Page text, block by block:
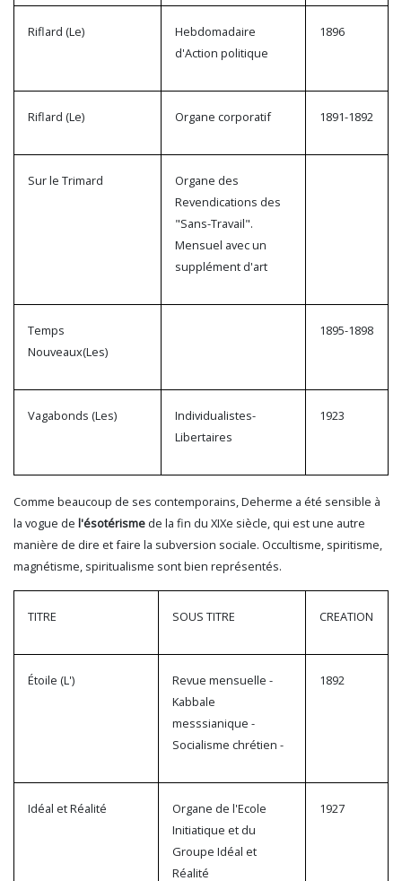
Riflard (Le)
Hebdomadaire
d'Action politique
1896
Riflard (Le) Organe corporatif 1891-1892
Sur le Trimard
Organe des
Revendications des
"Sans-Travail".
Mensuel avec un
supplément d'art
Temps
Nouveaux(Les)
1895-1898
Vagabonds (Les)
Individualistes-
Libertaires
1923
Comme beaucoup de ses contemporains, Deherme a été sensible à
la vogue de l'ésotérisme de la fin du XIXe siècle, qui est une autre
manière de dire et faire la subversion sociale. Occultisme, spiritisme,
magnétisme, spiritualisme sont bien représentés.
TITRE SOUS TITRE CREATION
Étoile (L')
Revue mensuelle -
Kabbale
messsianique -
Socialisme chrétien -
1892
Idéal et Réalité
Organe de l'Ecole
Initiatique et du
Groupe Idéal et
Réalité
1927